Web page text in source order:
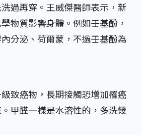
過再穿。王威傑醫師表示，新
物質影響身體。例如壬基酚，
分泌、荷爾蒙，不過壬基酚為
致癌物，長期接觸恐增加罹癌
甲醛一樣是水溶性的，多洗幾